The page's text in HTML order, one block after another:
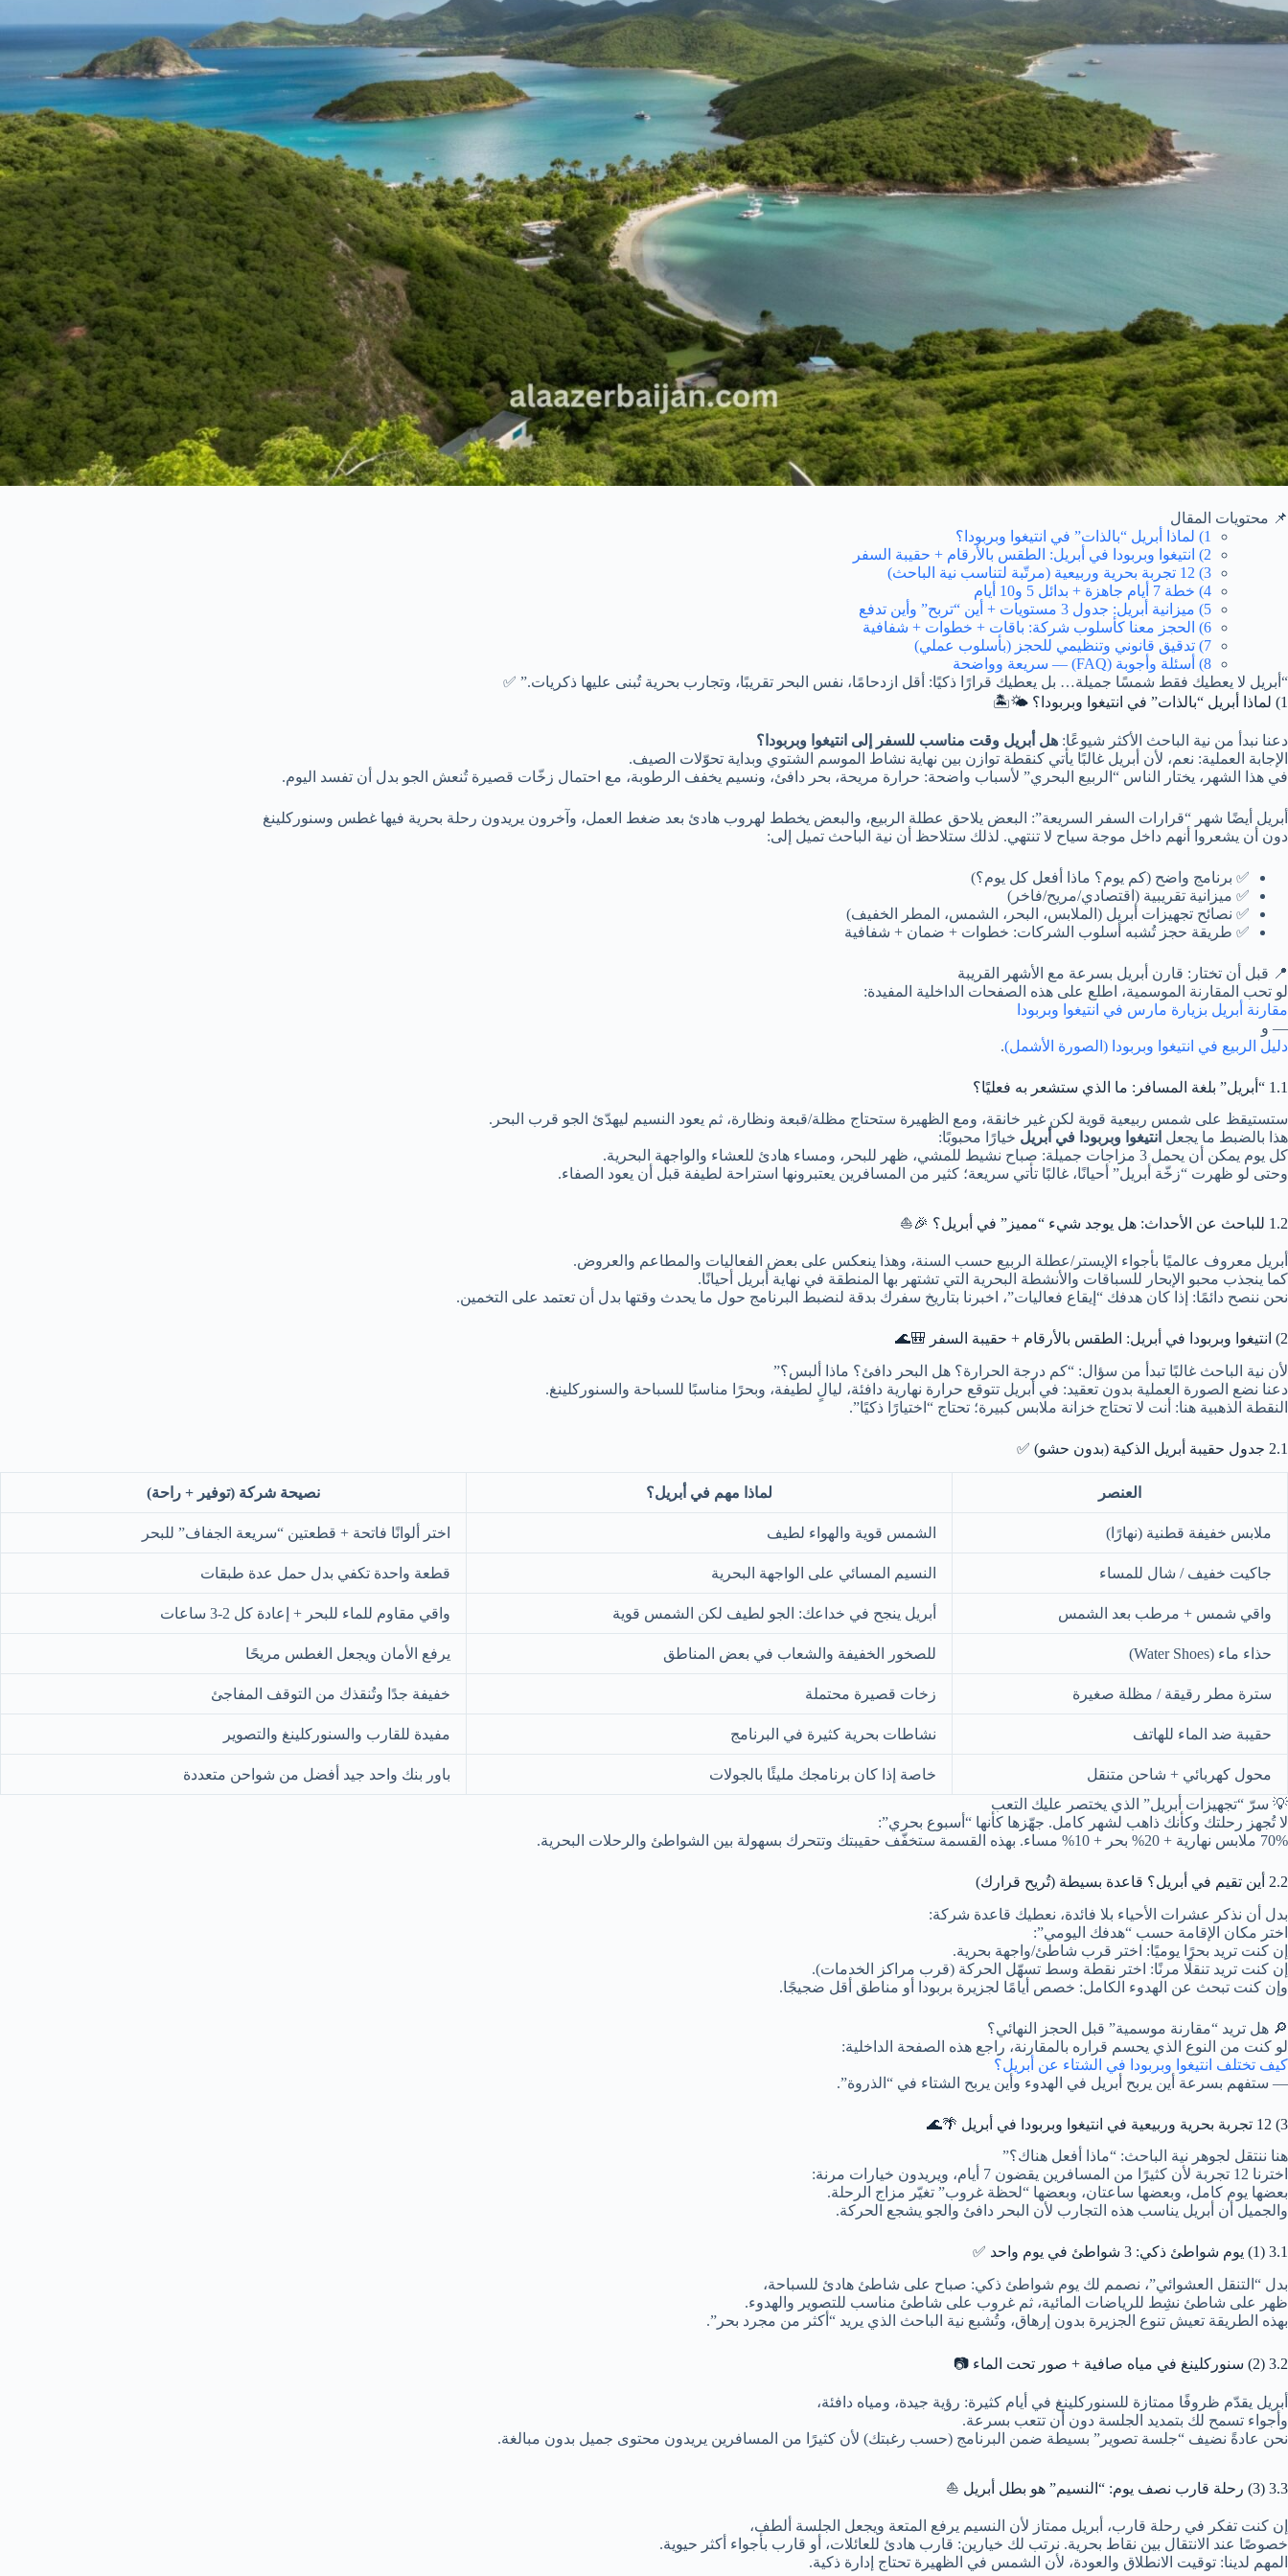
📌 محتويات المقال
1) لماذا أبريل “بالذات” في انتيغوا وبربودا؟
2) انتيغوا وبربودا في أبريل: الطقس بالأرقام + حقيبة السفر
3) 12 تجربة بحرية وربيعية (مرتّبة لتناسب نية الباحث)
4) خطة 7 أيام جاهزة + بدائل 5 و10 أيام
5) ميزانية أبريل: جدول 3 مستويات + أين “تربح” وأين تدفع
6) الحجز معنا كأسلوب شركة: باقات + خطوات + شفافية
7) تدقيق قانوني وتنظيمي للحجز (بأسلوب عملي)
8) أسئلة وأجوبة (FAQ) — سريعة وواضحة
“أبريل لا يعطيك فقط شمسًا جميلة… بل يعطيك قرارًا ذكيًا: أقل ازدحامًا، نفس البحر تقريبًا، وتجارب بحرية تُبنى عليها ذكريات.” ✅
1) لماذا أبريل “بالذات” في انتيغوا وبربودا؟ 🌤️🏝️
دعنا نبدأ من نية الباحث الأكثر شيوعًا: هل أبريل وقت مناسب للسفر إلى انتيغوا وبربودا؟
الإجابة العملية: نعم، لأن أبريل غالبًا يأتي كنقطة توازن بين نهاية نشاط الموسم الشتوي وبداية تحوّلات الصيف.
في هذا الشهر، يختار الناس “الربيع البحري” لأسباب واضحة: حرارة مريحة، بحر دافئ، ونسيم يخفف الرطوبة، مع احتمال زخّات قصيرة تُنعش الجو بدل أن تفسد اليوم.
أبريل أيضًا شهر “قرارات السفر السريعة”: البعض يلاحق عطلة الربيع، والبعض يخطط لهروب هادئ بعد ضغط العمل، وآخرون يريدون رحلة بحرية فيها غطس وسنوركلينغ
دون أن يشعروا أنهم داخل موجة سياح لا تنتهي. لذلك ستلاحظ أن نية الباحث تميل إلى:
✅ برنامج واضح (كم يوم؟ ماذا أفعل كل يوم؟)
✅ ميزانية تقريبية (اقتصادي/مريح/فاخر)
✅ نصائح تجهيزات أبريل (الملابس، البحر، الشمس، المطر الخفيف)
✅ طريقة حجز تُشبه أسلوب الشركات: خطوات + ضمان + شفافية
📍 قبل أن تختار: قارن أبريل بسرعة مع الأشهر القريبة
لو تحب المقارنة الموسمية، اطلع على هذه الصفحات الداخلية المفيدة:
مقارنة أبريل بزيارة مارس في انتيغوا وبربودا
— و
دليل الربيع في انتيغوا وبربودا (الصورة الأشمل).
1.1 “أبريل” بلغة المسافر: ما الذي ستشعر به فعليًا؟
ستستيقظ على شمس ربيعية قوية لكن غير خانقة، ومع الظهيرة ستحتاج مظلة/قبعة ونظارة، ثم يعود النسيم ليهدّئ الجو قرب البحر.
هذا بالضبط ما يجعل انتيغوا وبربودا في أبريل خيارًا محبوبًا:
كل يوم يمكن أن يحمل 3 مزاجات جميلة: صباح نشيط للمشي، ظهر للبحر، ومساء هادئ للعشاء والواجهة البحرية.
وحتى لو ظهرت “زخّة أبريل” أحيانًا، غالبًا تأتي سريعة؛ كثير من المسافرين يعتبرونها استراحة لطيفة قبل أن يعود الصفاء.
1.2 للباحث عن الأحداث: هل يوجد شيء “مميز” في أبريل؟ 🎉⛵
أبريل معروف عالميًا بأجواء الإيستر/عطلة الربيع حسب السنة، وهذا ينعكس على بعض الفعاليات والمطاعم والعروض.
كما ينجذب محبو الإبحار للسباقات والأنشطة البحرية التي تشتهر بها المنطقة في نهاية أبريل أحيانًا.
نحن ننصح دائمًا: إذا كان هدفك “إيقاع فعاليات”، اخبرنا بتاريخ سفرك بدقة لنضبط البرنامج حول ما يحدث وقتها بدل أن تعتمد على التخمين.
2) انتيغوا وبربودا في أبريل: الطقس بالأرقام + حقيبة السفر 🎒🌊
لأن نية الباحث غالبًا تبدأ من سؤال: “كم درجة الحرارة؟ هل البحر دافئ؟ ماذا ألبس؟”
دعنا نضع الصورة العملية بدون تعقيد: في أبريل تتوقع حرارة نهارية دافئة، ليالٍ لطيفة، وبحرًا مناسبًا للسباحة والسنوركلينغ.
النقطة الذهبية هنا: أنت لا تحتاج خزانة ملابس كبيرة؛ تحتاج “اختيارًا ذكيًا”.
2.1 جدول حقيبة أبريل الذكية (بدون حشو) ✅
العنصر لماذا مهم في أبريل؟ نصيحة شركة (توفير + راحة)
ملابس خفيفة قطنية (نهارًا) الشمس قوية والهواء لطيف اختر ألوانًا فاتحة + قطعتين “سريعة الجفاف” للبحر
جاكيت خفيف / شال للمساء النسيم المسائي على الواجهة البحرية قطعة واحدة تكفي بدل حمل عدة طبقات
واقي شمس + مرطب بعد الشمس أبريل ينجح في خداعك: الجو لطيف لكن الشمس قوية واقي مقاوم للماء للبحر + إعادة كل 2-3 ساعات
حذاء ماء (Water Shoes) للصخور الخفيفة والشعاب في بعض المناطق يرفع الأمان ويجعل الغطس مريحًا
سترة مطر رقيقة / مظلة صغيرة زخات قصيرة محتملة خفيفة جدًا وتُنقذك من التوقف المفاجئ
حقيبة ضد الماء للهاتف نشاطات بحرية كثيرة في البرنامج مفيدة للقارب والسنوركلينغ والتصوير
محول كهربائي + شاحن متنقل خاصة إذا كان برنامجك مليئًا بالجولات
باور بنك واحد جيد أفضل من شواحن متعددة
💡 سرّ “تجهيزات أبريل” الذي يختصر عليك التعب
لا تُجهز رحلتك وكأنك ذاهب لشهر كامل. جهّزها كأنها “أسبوع بحري”:
70% ملابس نهارية + 20% بحر + 10% مساء. بهذه القسمة ستخفّف حقيبتك وتتحرك بسهولة بين الشواطئ والرحلات البحرية.
2.2 أين تقيم في أبريل؟ قاعدة بسيطة (تُريح قرارك)
بدل أن نذكر عشرات الأحياء بلا فائدة، نعطيك قاعدة شركة:
اختر مكان الإقامة حسب “هدفك اليومي”:
إن كنت تريد بحرًا يوميًا: اختر قرب شاطئ/واجهة بحرية.
إن كنت تريد تنقلًا مرنًا: اختر نقطة وسط تسهّل الحركة (قرب مراكز الخدمات).
وإن كنت تبحث عن الهدوء الكامل: خصص أيامًا لجزيرة بربودا أو مناطق أقل ضجيجًا.
🔎 هل تريد “مقارنة موسمية” قبل الحجز النهائي؟
لو كنت من النوع الذي يحسم قراره بالمقارنة، راجع هذه الصفحة الداخلية:
كيف تختلف انتيغوا وبربودا في الشتاء عن أبريل؟
— ستفهم بسرعة أين يربح أبريل في الهدوء وأين يربح الشتاء في “الذروة”.
3) 12 تجربة بحرية وربيعية في انتيغوا وبربودا في أبريل 🌴🌊
هنا ننتقل لجوهر نية الباحث: “ماذا أفعل هناك؟”
اخترنا 12 تجربة لأن كثيرًا من المسافرين يقضون 7 أيام، ويريدون خيارات مرنة:
بعضها يوم كامل، وبعضها ساعتان، وبعضها “لحظة غروب” تغيّر مزاج الرحلة.
والجميل أن أبريل يناسب هذه التجارب لأن البحر دافئ والجو يشجع الحركة.
3.1 (1) يوم شواطئ ذكي: 3 شواطئ في يوم واحد ✅
بدل “التنقل العشوائي”، نصمم لك يوم شواطئ ذكي: صباح على شاطئ هادئ للسباحة،
ظهر على شاطئ نشِط للرياضات المائية، ثم غروب على شاطئ مناسب للتصوير والهدوء.
بهذه الطريقة تعيش تنوع الجزيرة بدون إرهاق، وتُشبع نية الباحث الذي يريد “أكثر من مجرد بحر”.
3.2 (2) سنوركلينغ في مياه صافية + صور تحت الماء 📷
أبريل يقدّم ظروفًا ممتازة للسنوركلينغ في أيام كثيرة: رؤية جيدة، ومياه دافئة،
وأجواء تسمح لك بتمديد الجلسة دون أن تتعب بسرعة.
نحن عادةً نضيف “جلسة تصوير” بسيطة ضمن البرنامج (حسب رغبتك) لأن كثيرًا من المسافرين يريدون محتوى جميل بدون مبالغة.
3.3 (3) رحلة قارب نصف يوم: “النسيم” هو بطل أبريل ⛵
إن كنت تفكر في رحلة قارب، أبريل ممتاز لأن النسيم يرفع المتعة ويجعل الجلسة ألطف،
خصوصًا عند الانتقال بين نقاط بحرية. نرتب لك خيارين: قارب هادئ للعائلات، أو قارب بأجواء أكثر حيوية.
المهم لدينا: توقيت الانطلاق والعودة، لأن الشمس في الظهيرة تحتاج إدارة ذكية.